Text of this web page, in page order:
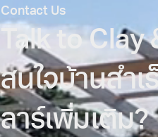
Contact Us
Talk to
สนใจบ้านสำ
ลาร์เพิ่มเติม?